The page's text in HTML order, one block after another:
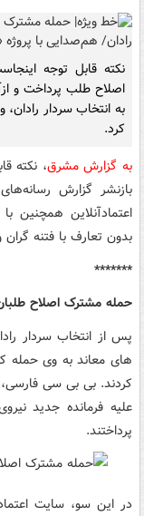
نکته قابل توجه
اصلاح طلب پرداخت و
به انتخاب سردار
کرد.
به گزارش مشرق، نکته
بازنشر گزارش
اعتمادآنلاین همچنین
بدون تعارف با فتنه
*******
حمله مشترک اصلاح
پس از انتخاب سردار
های معاند به وی حمله
کردند. بی بی سی فارسی،
علیه فرمانده جدید
پرداختند.
در این سو، سایت